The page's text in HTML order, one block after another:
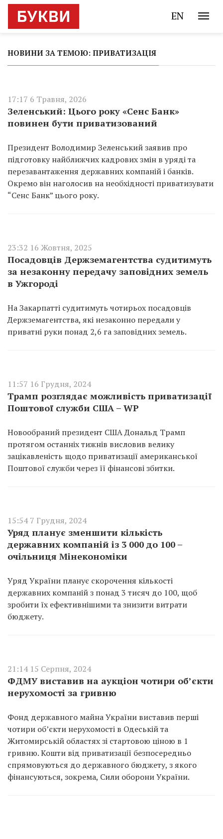
EN
НОВИНИ ЗА ТЕМОЮ: ПРИВАТИЗАЦІЯ
17:17 6 Травня, 2026
Зеленський: Цього року «Сенс Банк»
повинен бути приватизований
Президент Володимир Зеленський заявив про
підготовку найближчих кадрових змін в уряді та
перезавантаження державних компаній і банків.
Окремо він наголосив на необхідності приватизувати
“Сенс Банк” цього року.
23:32 16 Жовтня, 2025
Посадовців Держземагентства судитимуть
за незаконну передачу заповідних земель
в Ужгороді
На Закарпатті судитимуть чотирьох посадовців
Держземагентства, які незаконно передали у
приватні руки понад 2,6 га заповідних земель.
11:57 16 Грудня, 2024
Трамп розглядає можливість приватизації
Поштової служби США – WP
Новообраний президент США Дональд Трамп
протягом останніх тижнів висловив велику
зацікавленість щодо приватизації американської
Поштової служби через її фінансові збитки.
15:54 7 Грудня, 2024
Уряд планує зменшити кількість
державних компаній із 3 000 до 100 –
очільниця Мінекономіки
Уряд України планує скорочення кількості
державних компаній з понад 3 тисяч до 100, щоб
зробити їх ефективнішими та знизити витрати
бюджету.
21:14 15 Серпня, 2024
ФДМУ виставив на аукціон чотири об’єкти
нерухомості за гривню
Фонд державного майна України виставив перші
чотири об’єкти нерухомості в Одеській та
Житомирській областях зі стартовою ціною в 1
гривню. Кошти від приватизації безпосередньо
спрямовуються до державного бюджету, з якого
фінансуються, зокрема, Сили оборони України.